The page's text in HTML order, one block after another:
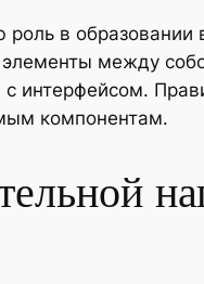
в
элементы между
интерфейсом.
компонентам.